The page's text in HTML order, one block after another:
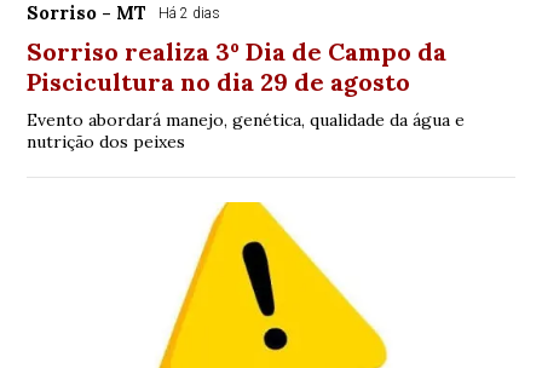
Sorriso - MT Há 2 dias
Sorriso realiza 3º Dia de Campo da
Piscicultura no dia 29 de agosto
Evento abordará manejo, genética, qualidade da água e
nutrição dos peixes